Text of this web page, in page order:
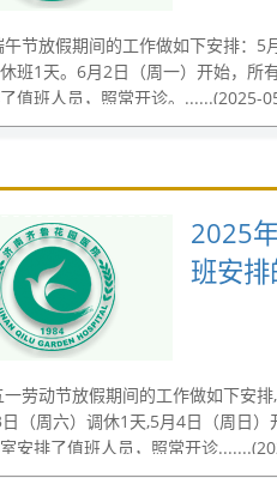
节放假期间的工作做如下安排：5
班1天。6月2日（周一）开始，所
值班人员，照常开诊。......(2025-
2025
班安
劳动节放假期间的工作做如下安
（周六）调休1天,5月4日（周日
安排了值班人员，照常开诊